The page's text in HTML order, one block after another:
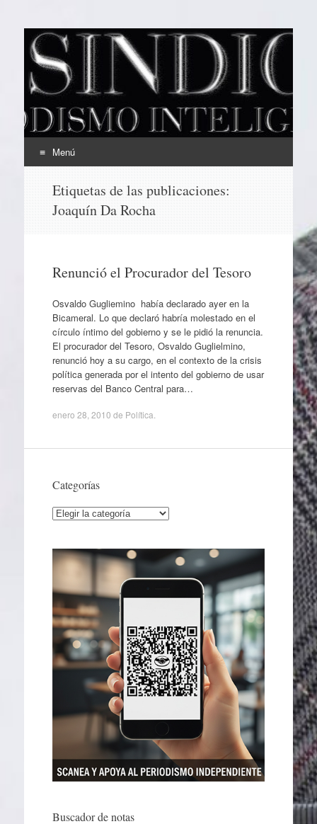
EL SINDICAL
Periodismo Inteligente
Menú
contenido
Etiquetas de las publicaciones:
Joaquín Da Rocha
Renunció el Procurador del Tesoro
Osvaldo Gugliemino había declarado ayer en la
Bicameral. Lo que declaró habría molestado en el
círculo íntimo del gobierno y se le pidió la renuncia.
El procurador del Tesoro, Osvaldo Guglielmino,
renunció hoy a su cargo, en el contexto de la crisis
política generada por el intento del gobierno de usar
reservas del Banco Central para…
enero 28, 2010 de Política
Categorías
Categorías
Buscador de notas